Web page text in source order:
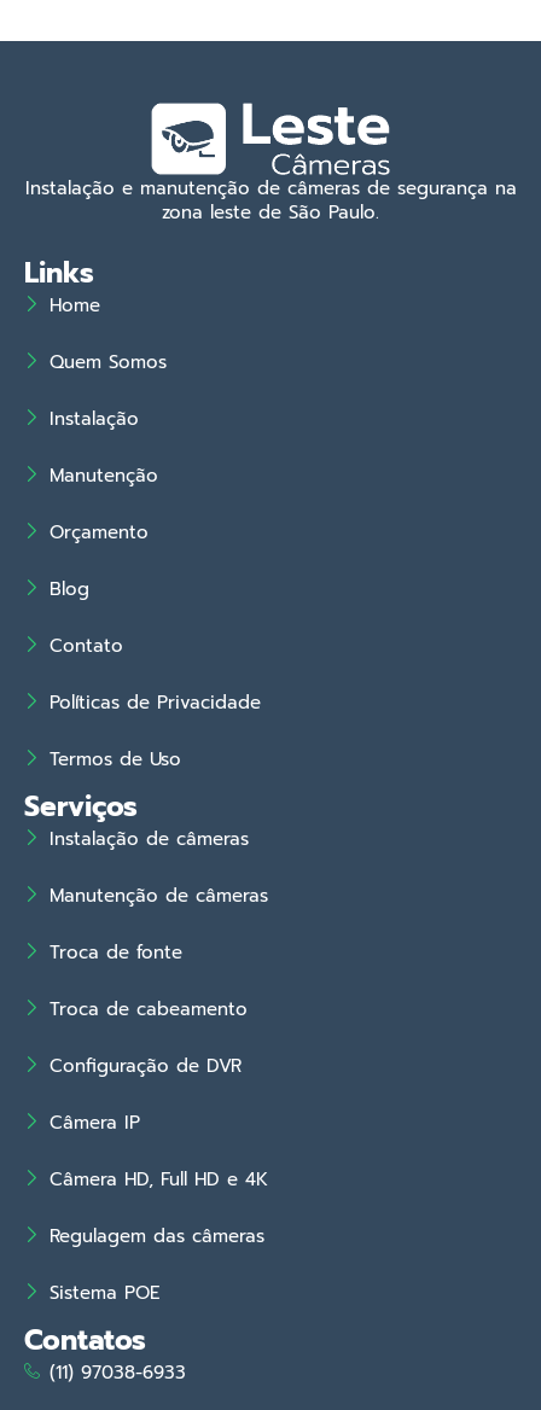
Instalação e manutenção de câmeras de segurança na
zona leste de São Paulo.
Links
Home
Quem Somos
Instalação
Manutenção
Orçamento
Blog
Contato
Políticas de Privacidade
Termos de Uso
Serviços
Instalação de câmeras
Manutenção de câmeras
Troca de fonte
Troca de cabeamento
Configuração de DVR
Câmera IP
Câmera HD, Full HD e 4K
Regulagem das câmeras
Sistema POE
Contatos
(11) 97038-6933